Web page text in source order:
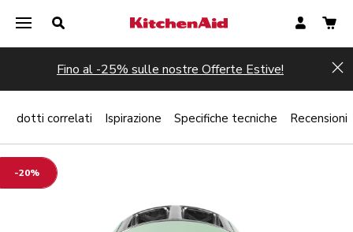
Fino al -25% sulle nostre Offerte Estive!
-20%
correlati Ispirazione Specifiche tecniche Recensioni